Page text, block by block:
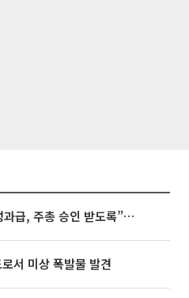
김정관 장관 “반도체 성과급, 주총 승인 받도록”…상법·자본시장법 개정 시사
서 미상 폭발물 발견